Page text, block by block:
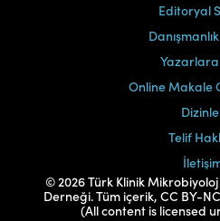
Editoryal
Online Makale
Telif
© 2026 Türk Klinik
Derneği. Tüm içerik, CC BY-
(All content is licensed